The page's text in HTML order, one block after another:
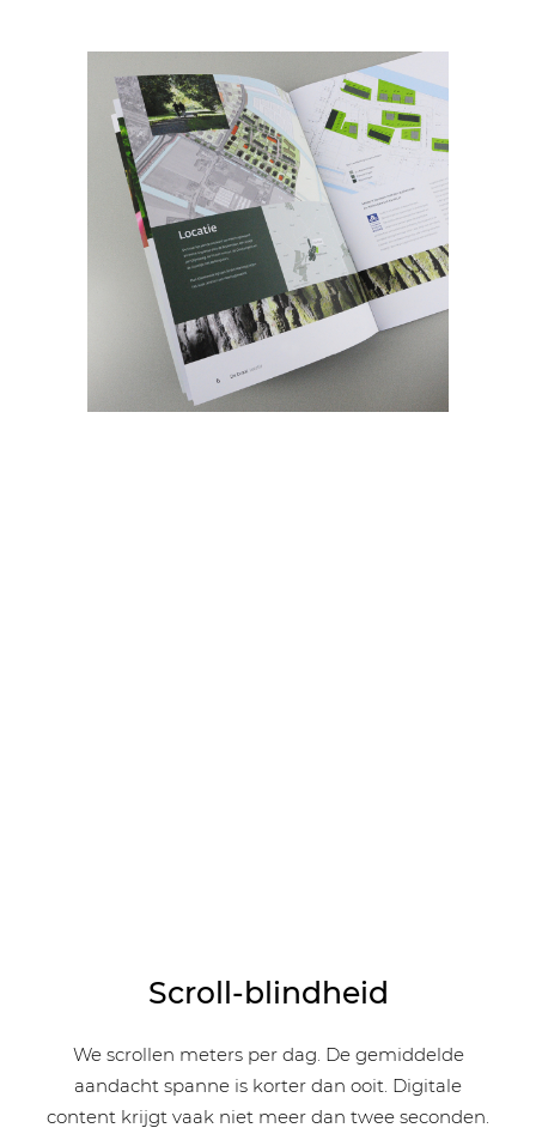
Scroll-blindheid
We scrollen meters per dag. De gemiddelde
aandacht spanne is korter dan ooit. Digitale
content krijgt vaak niet meer dan twee seconden.